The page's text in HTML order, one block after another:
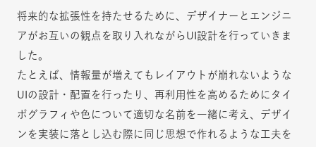
将来的な拡張性を持たせるために、デザイナーとエンジニ
アがお互いの観点を取り入れながらUI設計を行っていきま
した。
たとえば、情報量が増えてもレイアウトが崩れないような
UIの設計・配置を行ったり、再利用性を高めるためにタイ
ポグラフィや色について適切な名前を一緒に考え、デザイ
ンを実装に落とし込む際に同じ思想で作れるような工夫を